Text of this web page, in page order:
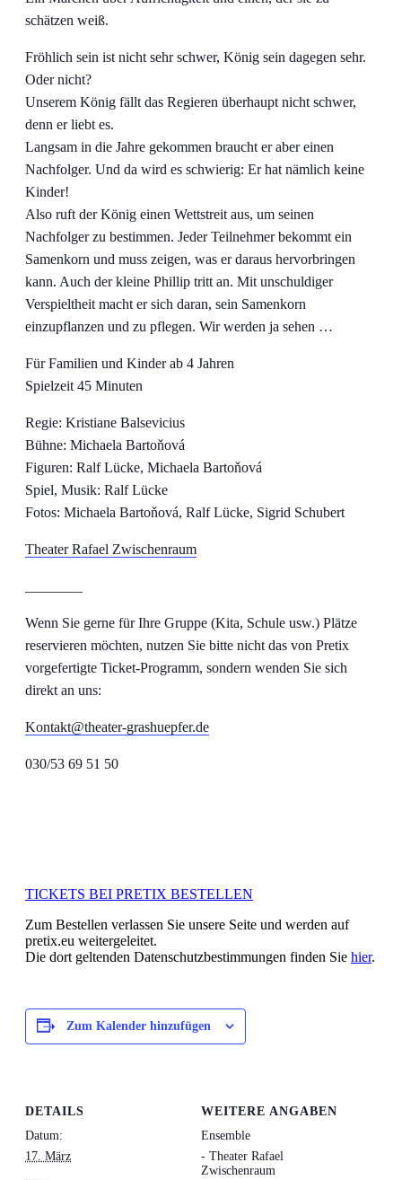
schätzen weiß.
Fröhlich sein ist nicht sehr schwer, König sein dagegen sehr.
Oder nicht?
Unserem König fällt das Regieren überhaupt nicht schwer,
denn er liebt es.
Langsam in die Jahre gekommen braucht er aber einen
Nachfolger. Und da wird es schwierig: Er hat nämlich keine
Kinder!
Also ruft der König einen Wettstreit aus, um seinen
Nachfolger zu bestimmen. Jeder Teilnehmer bekommt ein
Samenkorn und muss zeigen, was er daraus hervorbringen
kann. Auch der kleine Phillip tritt an. Mit unschuldiger
Verspieltheit macht er sich daran, sein Samenkorn
einzupflanzen und zu pflegen. Wir werden ja sehen …
Für Familien und Kinder ab 4 Jahren
Spielzeit 45 Minuten
Regie: Kristiane Balsevicius
Bühne: Michaela Bartoňová
Figuren: Ralf Lücke, Michaela Bartoňová
Spiel, Musik: Ralf Lücke
Fotos: Michaela Bartoňová, Ralf Lücke, Sigrid Schubert
Theater Rafael Zwischenraum
Wenn Sie gerne für Ihre Gruppe (Kita, Schule usw.) Plätze
reservieren möchten, nutzen Sie bitte nicht das von Pretix
vorgefertigte Ticket-Programm, sondern wenden Sie sich
direkt an uns:
Kontakt@theater-grashuepfer.de
030/53 69 51 50
TICKETS BEI PRETIX BESTELLEN
Zum Bestellen verlassen Sie unsere Seite und werden auf
pretix.eu weitergeleitet.
Die dort geltenden Datenschutzbestimmungen finden Sie hier.
Zum Kalender hinzufügen
DETAILS
Datum:
17. März
WEITERE ANGABEN
Ensemble
- Theater Rafael
Zwischenraum